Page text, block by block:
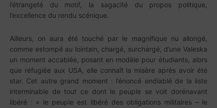
l’étrangeté du motif, la sagacité du propos politique,
l’excellence du rendu scénique.
Ailleurs, on aura été touché par le magnifique nu allongé,
comme estompé au lointain, chargé, surchargé, d’une Valeska
un moment accablée, posant en modèle pour étudiants, alors
que réfugiée aux USA, elle connaît la misère après avoir été
star. Cet autre grand moment : l’énoncé endiablé de la liste
interminable de tout ce dont le peuple se voit dorénavant
libéré : « le peuple est libéré des obligations militaires – le